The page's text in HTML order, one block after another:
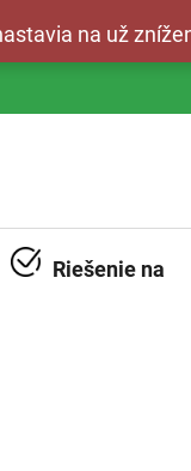
na už
Riešenie na